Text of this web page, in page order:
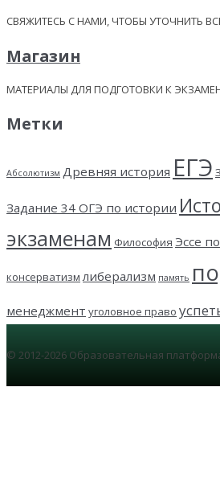
СВЯЖИТЕСЬ С НАМИ, ЧТОБЫ УТОЧНИТЬ
Магазин
МАТЕРИАЛЫ ДЛЯ ПОДГОТОВКИ К
Метки
Абсолютизм Древняя история ЕГЭ
Задание 34 ОГЭ по истории
экзаменам Философия Эссе
консерватизм либерализм память
менеджмент уголовное право
© 2012-2026 Образовательная